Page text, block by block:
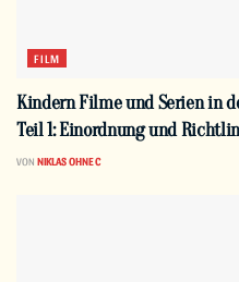
FILM
Kindern Filme und Serien in
Teil 1: Einordnung und
VON NIKLAS OHNE C